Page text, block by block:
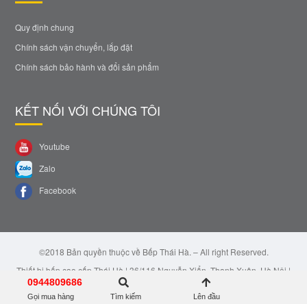
Quy định chung
Chính sách vận chuyển, lắp đặt
Chính sách bảo hành và đổi sản phẩm
KẾT NỐI VỚI CHÚNG TÔI
Youtube
Zalo
Facebook
©2018 Bản quyền thuộc về Bếp Thái Hà. – All right Reserved.
Thiết bị bếp cao cấp Thái Hà | 36/116 Nguyễn Xiển, Thanh Xuân, Hà Nội |
Email: bepthaiha@gmail.com | Hotline: 0944.809.686
0944809686
Gọi mua hàng Tìm kiếm Lên đầu